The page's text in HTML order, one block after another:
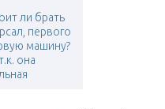
ли брать
первого
машину?
она